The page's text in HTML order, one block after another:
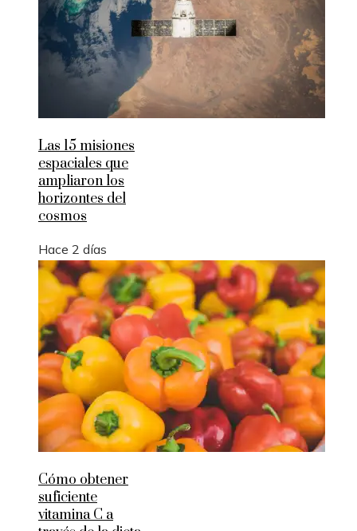
Las 15 misiones
espaciales que
ampliaron los
horizontes del
cosmos
Hace 2 días
Cómo obtener
suficiente
vitamina C a